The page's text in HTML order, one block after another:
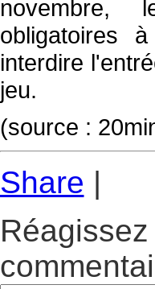
novembre,
obligatoires
interdire
jeu.
(source :
Share |